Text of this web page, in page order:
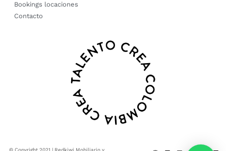
Bookings locaciones
Contacto
© Copyright 2021 | Redkiwi Mobiliario y